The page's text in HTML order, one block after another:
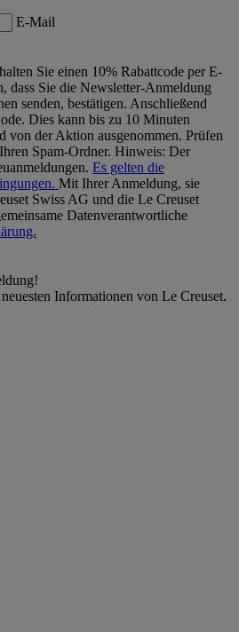
E-Mail
Sie einen 10% Rabattcode per E-
dass Sie die Newsletter-Anmeldung
senden, bestätigen. Anschließend
Dies kann bis zu 10 Minuten
von der Aktion ausgenommen. Prüfen
Spam-Ordner. Hinweis: Der
Es gelten die
Mit Ihrer Anmeldung, sie
Swiss AG und die Le Creuset
Datenverantwortliche
Informationen von Le Creuset.